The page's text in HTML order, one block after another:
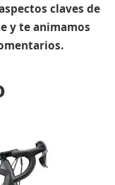
claves de
y te animamos